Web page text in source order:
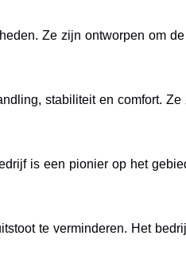
Ze zijn ontworpen om
stabiliteit en comfort.
is een pionier op het
te verminderen. Het